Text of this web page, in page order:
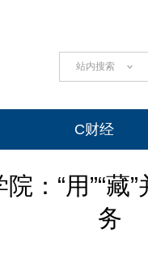
站内搜索
C财经
：“用”“藏
务